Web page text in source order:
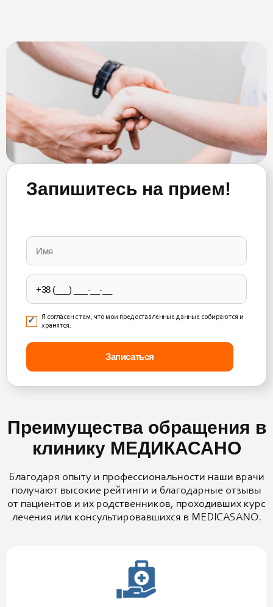
Запишитесь на прием!
leave
this
field
empty.
Я согласен с тем, что мои предоставленные данные собираются и
хранятся.
Преимущества обращения в
клинику МЕДИКАСАНО
Благодаря опыту и профессиональности наши врачи
получают высокие рейтинги и благодарные отзывы
от пациентов и их родственников, проходивших курс
лечения или консультировавшихся в MEDICASANO.